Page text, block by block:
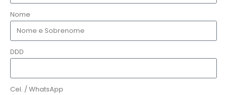
Nome
DDD
Cel. / WhatsApp